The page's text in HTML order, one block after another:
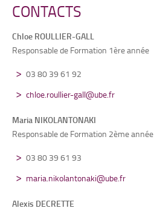
CONTACTS
Chloe ROULLIER-GALL
Responsable de Formation 1ère année
03 80 39 61 92
chloe.roullier-gall@ube.fr
Maria NIKOLANTONAKI
Responsable de Formation 2ème année
03 80 39 61 93
maria.nikolantonaki@ube.fr
Alexis DECRETTE